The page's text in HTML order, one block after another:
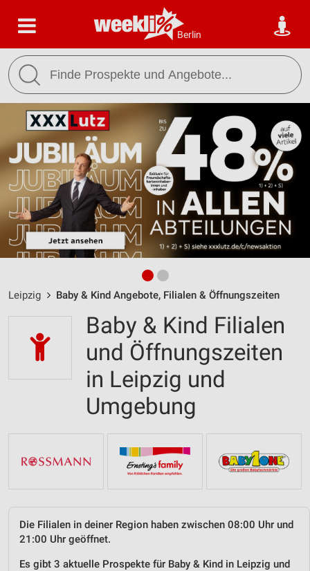
Berlin
Leipzig Baby & Kind Angebote, Filialen & Öffnungszeiten
Baby & Kind Filialen
und Öffnungszeiten
in Leipzig und
Umgebung
Die Filialen in deiner Region haben zwischen 08:00 Uhr und
21:00 Uhr geöffnet.
Es gibt 3 aktuelle Prospekte für Baby & Kind in Leipzig und